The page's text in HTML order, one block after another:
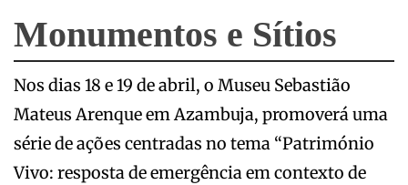
Monumentos e Sítios
Nos dias 18 e 19 de abril, o Museu Sebastião
Mateus Arenque em Azambuja, promoverá uma
série de ações centradas no tema “Património
Vivo: resposta de emergência em contexto de